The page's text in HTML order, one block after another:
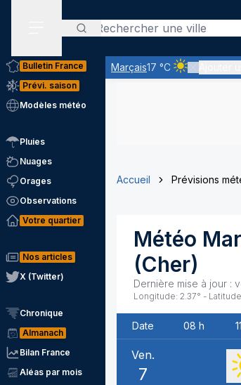
Rechercher
Marçais17 °C
Ciel clair -
Bulletin France
Prévi. saison
Modèles météo
Pluies
Nuages
Orages
Observations
Votre quartier
Nos articles
X (Twitter)
Chronique
Almanach
Bilan France
Aléas par mois
Accueil Prévisions
Météo
(Cher)
Dernière mise à jour :
Longitude: 2.37° -
Date 08 h
Ven.
7